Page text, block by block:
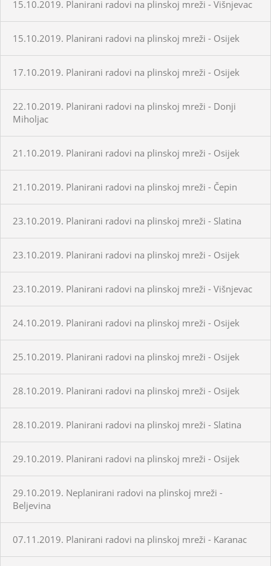
15.10.2019. Planirani radovi na plinskoj mreži - Višnjevac
15.10.2019. Planirani radovi na plinskoj mreži - Osijek
17.10.2019. Planirani radovi na plinskoj mreži - Osijek
22.10.2019. Planirani radovi na plinskoj mreži - Donji
Miholjac
21.10.2019. Planirani radovi na plinskoj mreži - Osijek
21.10.2019. Planirani radovi na plinskoj mreži - Čepin
23.10.2019. Planirani radovi na plinskoj mreži - Slatina
23.10.2019. Planirani radovi na plinskoj mreži - Osijek
23.10.2019. Planirani radovi na plinskoj mreži - Višnjevac
24.10.2019. Planirani radovi na plinskoj mreži - Osijek
25.10.2019. Planirani radovi na plinskoj mreži - Osijek
28.10.2019. Planirani radovi na plinskoj mreži - Osijek
28.10.2019. Planirani radovi na plinskoj mreži - Slatina
29.10.2019. Planirani radovi na plinskoj mreži - Osijek
29.10.2019. Neplanirani radovi na plinskoj mreži -
Beljevina
07.11.2019. Planirani radovi na plinskoj mreži - Karanac